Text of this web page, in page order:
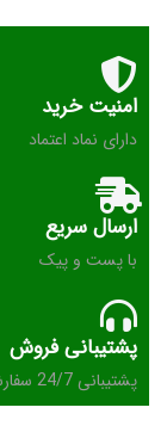
امنیت خرید
دارای نماد اعتماد
ارسال سریع
با پست و پیک
پشتیبانی فروش
پشتیبانی 24/7 سفارشات